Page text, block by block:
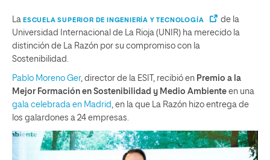
La ESCUELA SUPERIOR DE INGENIERÍA Y TECNOLOGÍA
de la
Universidad Internacional de La Rioja (UNIR) ha merecido la
distinción de La Razón por su compromiso con la
Sostenibilidad.
Pablo Moreno Ger, director de la ESIT, recibió en Premio a la
Mejor Formación en Sostenibilidad y Medio Ambiente en una
gala celebrada en Madrid , en la que La Razón hizo entrega de
los galardones a 24 empresas.